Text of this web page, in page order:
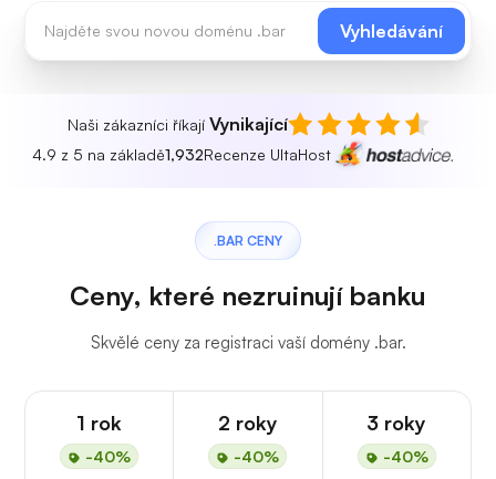
Vyhledávání
Naši zákazníci říkají Vynikající
4.9 z 5 na základě1,932Recenze UltaHost
.BAR CENY
Ceny, které nezruinují banku
Skvělé ceny za registraci vaší domény .bar.
1 rok
-40%
2 roky
-40%
3 roky
-40%